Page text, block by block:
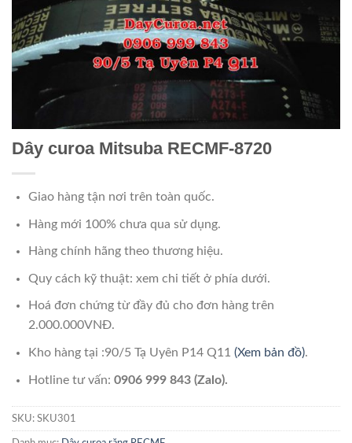
Dây curoa Mitsuba RECMF-8720
Giao hàng tận nơi trên toàn quốc.
Hàng mới 100% chưa qua sử dụng.
Hàng chính hãng theo thương hiệu.
Quy cách kỹ thuật: xem chi tiết ở phía dưới.
Hoá đơn chứng từ đầy đủ cho đơn hàng trên
2.000.000VNĐ.
Kho hàng tại :90/5 Tạ Uyên P14 Q11 (Xem bản đồ).
Hotline tư vấn: 0906 999 843 (Zalo).
SKU: SKU301